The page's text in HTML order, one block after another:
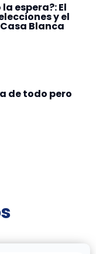
espera?: El
y el
Blanca
de todo pero